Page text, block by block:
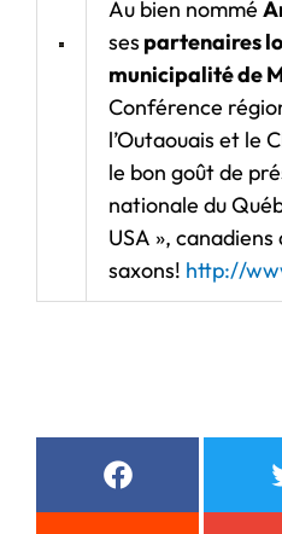
Au bien nommé
ses partenaires
municipalité de
Conférence
l’Outaouais et le
le bon goût de
nationale du
USA »,
saxons! http://